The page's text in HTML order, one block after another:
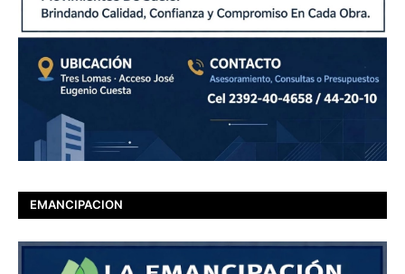
EMANCIPACION